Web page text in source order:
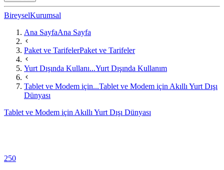
BireyselKurumsal
Ana SayfaAna Sayfa
Paket ve TarifelerPaket ve Tarifeler
Yurt Dışında Kullanı...Yurt Dışında Kullanım
Tablet ve Modem için...Tablet ve Modem için Akıllı Yurt Dışı
Dünyası
Tablet ve Modem için Akıllı Yurt Dışı Dünyası
250